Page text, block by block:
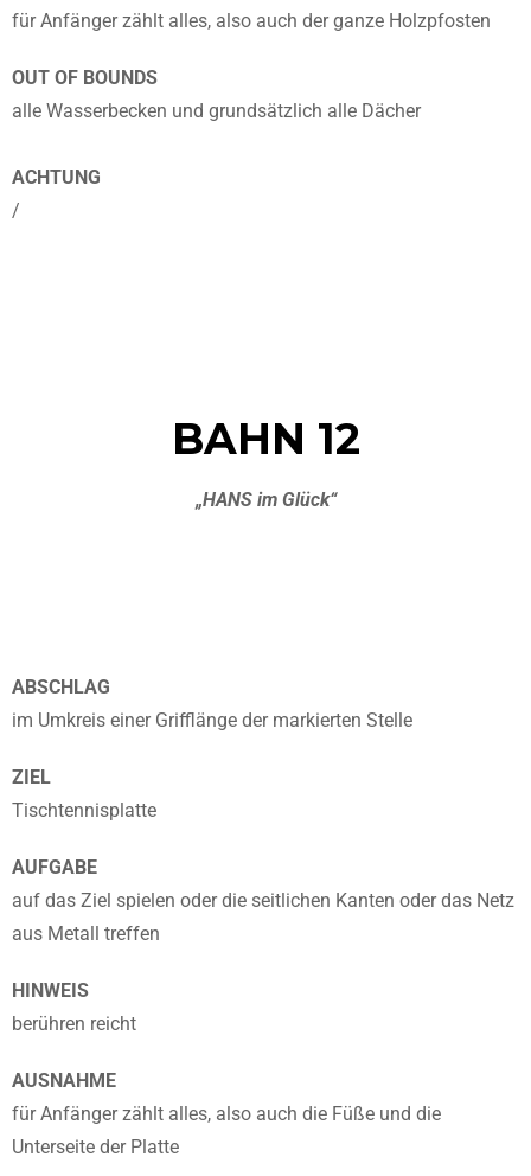
für Anfänger zählt alles, also auch der ganze Holzpfosten
OUT OF BOUNDS
alle Wasserbecken und grundsätzlich alle Dächer
ACHTUNG
/
BAHN 12
„HANS im Glück“
ABSCHLAG
im Umkreis einer Grifflänge der markierten Stelle
ZIEL
Tischtennisplatte
AUFGABE
auf das Ziel spielen oder die seitlichen Kanten oder das Netz
aus Metall treffen
HINWEIS
berühren reicht
AUSNAHME
für Anfänger zählt alles, also auch die Füße und die
Unterseite der Platte